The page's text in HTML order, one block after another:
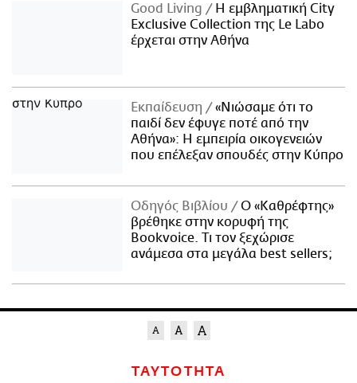
Good Living
Η εμβληματική City
Exclusive Collection της Le Labo
έρχεται στην Αθήνα
Εκπαίδευση
«Νιώσαμε ότι το
παιδί δεν έφυγε ποτέ από την
Αθήνα»: Η εμπειρία οικογενειών
που επέλεξαν σπουδές στην Κύπρο
Οδηγός Βιβλίου
Ο «Καθρέφτης»
βρέθηκε στην κορυφή της
Bookvoice. Τι τον ξεχώρισε
ανάμεσα στα μεγάλα best sellers;
ΤΑΥΤΟΤΗΤΑ